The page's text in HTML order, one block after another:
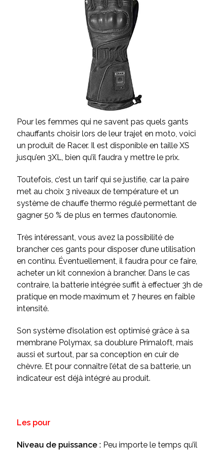
Pour les femmes qui ne savent pas quels gants
chauffants choisir lors de leur trajet en moto, voici
un produit de Racer. Il est disponible en taille XS
jusqu’en 3XL, bien qu’il faudra y mettre le prix.
Toutefois, c’est un tarif qui se justifie, car la paire
met au choix 3 niveaux de température et un
système de chauffe thermo régulé permettant de
gagner 50 % de plus en termes d’autonomie.
Très intéressant, vous avez la possibilité de
brancher ces gants pour disposer d’une utilisation
en continu. Éventuellement, il faudra pour ce faire,
acheter un kit connexion à brancher. Dans le cas
contraire, la batterie intégrée suffit à effectuer 3h de
pratique en mode maximum et 7 heures en faible
intensité.
Son système d’isolation est optimisé grâce à sa
membrane Polymax, sa doublure Primaloft, mais
aussi et surtout, par sa conception en cuir de
chèvre. Et pour connaître l’état de sa batterie, un
indicateur est déjà intégré au produit.
Les pour
Niveau de puissance : Peu importe le temps qu’il